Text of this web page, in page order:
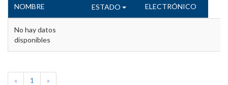
NOMBRE ESTADO
ELECTRÓNICO
No hay datos
disponibles
« 1 »